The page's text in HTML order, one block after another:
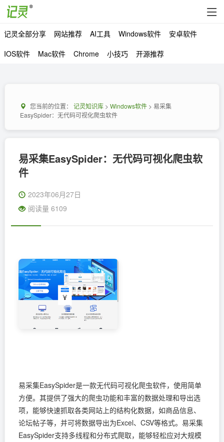
记灵全部分享 网站推荐 AI工具 Windows软件
安卓软件
IOS软件
Mac软件 Chrome 小技巧 开源推荐
您当前的位置： 记灵知识库> Windows软件> 易采集
EasySpider：无代码可视化爬虫软件
易采集EasySpider：无代码可视化爬虫软
件
2023年06月27日
阅读量 6109
易采集EasySpider是一款无代码可视化爬虫软件，使用简单
方便。其提供了强大的爬虫功能和丰富的数据处理和导出选
项，能够快速抓取各类网站上的结构化数据，如商品信息、
论坛帖子等，并可将数据导出为Excel、CSV等格式。易采集
EasySpider支持多线程和分布式爬取，能够轻松应对大规模